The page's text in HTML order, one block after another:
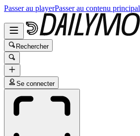
Passer au playerPasser au contenu principal
Rechercher
Se connecter